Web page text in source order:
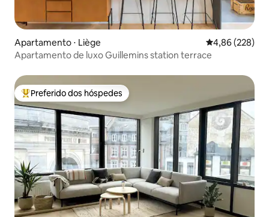
Apartamento ⋅ Liège 4,86 de uma
4,86 (228)
Apartamento de luxo Guillemins station terrace
Entre os melhores preferidos dos hóspedes
Preferido dos hóspedes